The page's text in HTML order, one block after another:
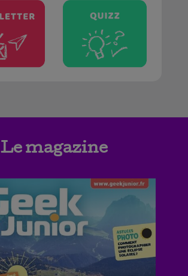
Le magazine